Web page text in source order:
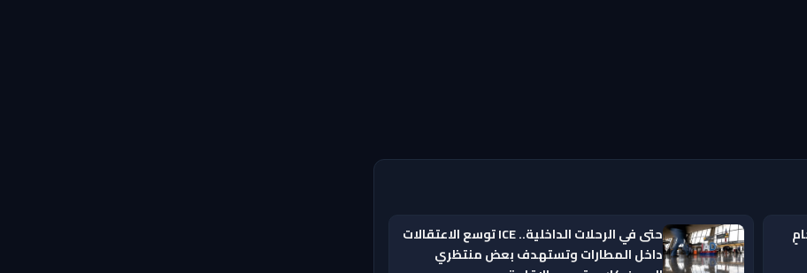
حتى في الرحلات الداخلية.. ICE توسع الاعتقالات
داخل المطارات وتستهدف بعض منتظري